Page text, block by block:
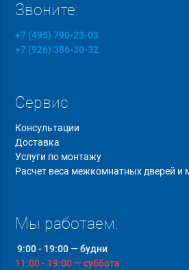
Звоните:
+7 (495) 790-23-03
+7 (926) 386-30-32
Сервис
Консультации
Доставка
Услуги по монтажу
Расчет веса межкомнатных дверей и
Мы работаем:
9:00 - 19:00 — будни
11:00 - 19:00 — суббота